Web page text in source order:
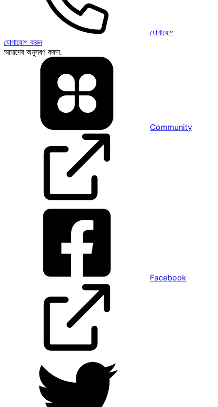
যোগাযোগ
যোগাযোগ করুন
আমাদের অনুসরণ করুন:
Community
Facebook